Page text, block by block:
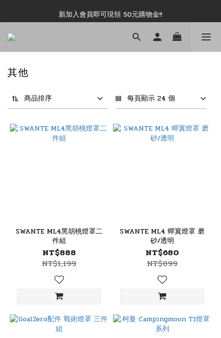
新加入會員即可現領 50元購物金!!
新加入會員即可現領 50元購物金!!
推薦好友露坑無上限領購物金!!
其他
商品排序 每頁顯示 24 個
SWANTE ML4黑胡桃燈罩二
件組
NT$888
NT$1,199
SWANTE ML4 蟬翼燈罩 磨
砂/透明
NT$680
NT$899